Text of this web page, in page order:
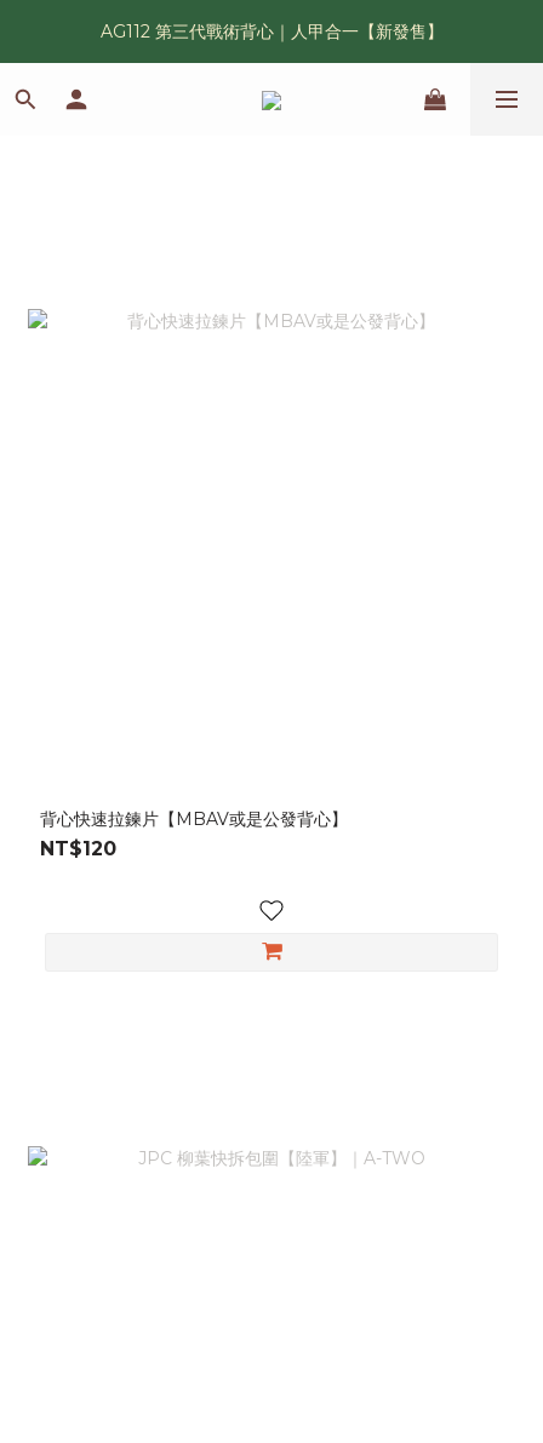
漢光42 傲骨紀念臂章｜滿 6500 贈送一片！
AG112 第三代戰術背心｜人甲合一【新發售】
鯊魚鰭圓邊帽｜高透氣、會呼吸的戰術奔尼帽
背心快速拉鍊片【MBAV或是公發背心】
NT$120